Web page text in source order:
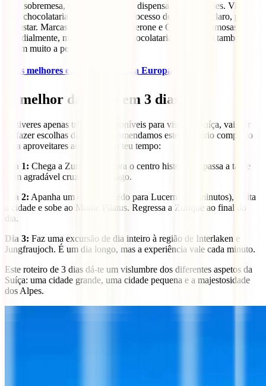
Para sobremesa, o
dispensa apresentações. Visita
uma chocolataria para assistir ao processo de fabrico e, claro, para
degustar. Marcas como Lindt, Toblerone e Cailler são famosas
mundialmente, mas as pequenas chocolatarias artesanais também
valem muito a pena.
As melhores estâncias de ski da Europa
O melhor da Suíça em 3 dias
Se tiveres apenas três dias disponíveis para visitar a Suíça, vais ter
de fazer escolhas difíceis. Recomendamos este itinerário compacto
para aproveitares ao máximo o teu tempo:
Dia 1: Chega a Zurique, explora o centro histórico e passa a tarde
num agradável cruzeiro pelo lago.
Dia 2: Apanha um comboio cedo para Lucerna (45 minutos), visita
a cidade e sobe ao Monte Pilatus. Regressa a Zurique ao final do
dia.
Dia 3: Faz uma excursão de dia inteiro à região de Interlaken e
Jungfraujoch. É um dia longo, mas a experiência vale cada minuto.
Este roteiro de 3 dias dá-te um vislumbre dos diferentes aspetos da
Suíça: uma cidade grande, uma cidade pequena e a majestosidade
dos Alpes.